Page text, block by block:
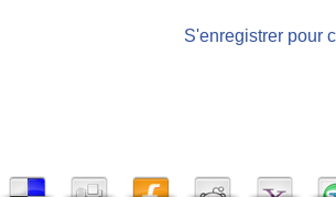
S'enregistrer pour